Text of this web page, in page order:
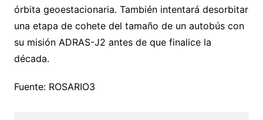
órbita geoestacionaria. También intentará desorbitar
una etapa de cohete del tamaño de un autobús con
su misión ADRAS-J2 antes de que finalice la
década.
Fuente: ROSARIO3